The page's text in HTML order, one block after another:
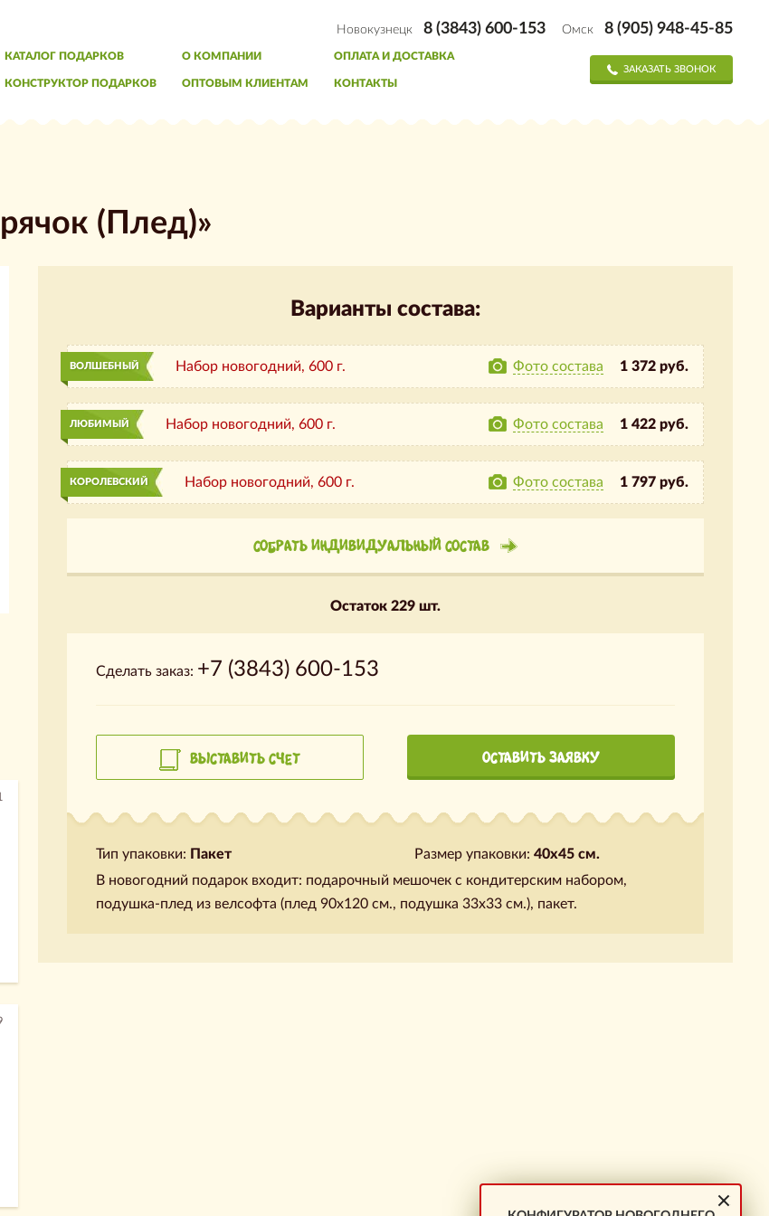
КАТАЛОГ ПОДАРКОВ
КОНСТРУКТОР ПОДАРКОВ
О КОМПАНИИ
ОПТОВЫМ КЛИЕНТАМ
ОПЛАТА И ДОСТАВКА
КОНТАКТЫ
Новокузнецк 8 (3843) 600-153 Омск 8 (905) 948-45-85
ЗАКАЗАТЬ ЗВОНОК
(Плед)»
Варианты состава:
ВОЛШЕБНЫЙ Набор новогодний, 600 г. 1 372 руб.
Фото состава
ЛЮБИМЫЙ Набор новогодний, 600 г. 1 422 руб.
Фото состава
КОРОЛЕВСКИЙ Набор новогодний, 600 г. 1 797 руб.
Фото состава
СОБРАТЬ ИНДИВИДУАЛЬНЫЙ СОСТАВ
Остаток 229 шт.
Сделать заказ: +7 (3843) 600-153
ВЫСТАВИТЬ СЧЕТ ОСТАВИТЬ ЗАЯВКУ
Тип упаковки: Пакет Размер упаковки: 40х45 см.
В новогодний подарок входит: подарочный мешочек с кондитерским набором,
подушка-плед из велсофта (плед 90х120 см., подушка 33х33 см.), пакет.